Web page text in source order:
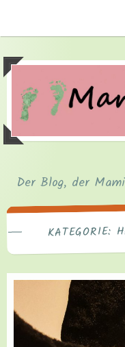
Der Blog, der
KATEGORIE: